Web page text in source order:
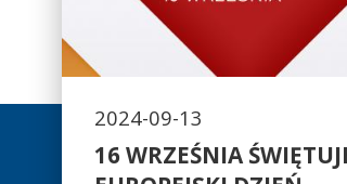
2024-09-13
16 WRZEŚNIA